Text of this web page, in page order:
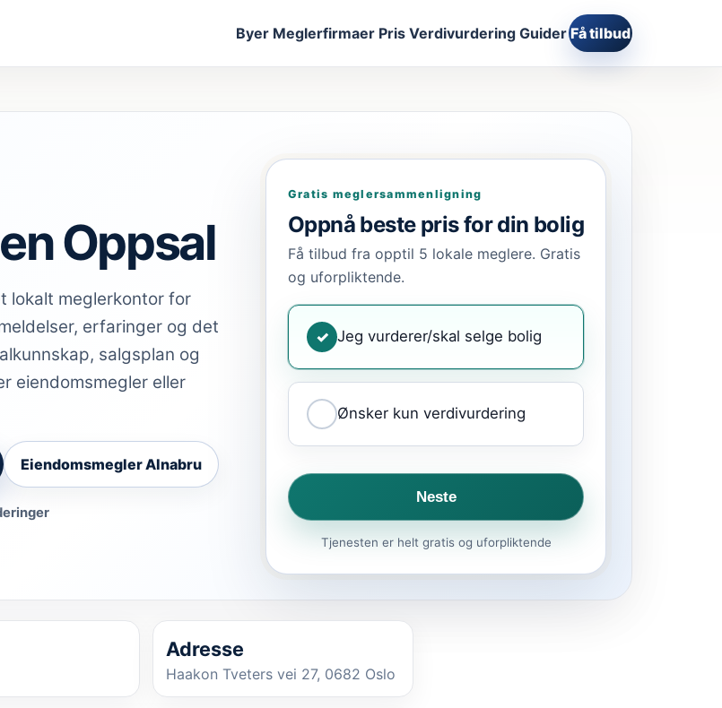
Byer Meglerfirmaer Pris Verdivurdering Guider Få tilbud
Oppsal
lokalt meglerkontor for
erfaringer og det
salgsplan og
eiendomsmegler eller
Eiendomsmegler Alnabru
Gratis meglersammenligning
Oppnå beste pris for din bolig
Få tilbud fra opptil 5 lokale meglere. Gratis
og uforpliktende.
✓ Jeg vurderer/skal selge bolig
Ønsker kun verdivurdering
Neste
Tjenesten er helt gratis og uforpliktende
Adresse
Haakon Tveters vei 27, 0682 Oslo